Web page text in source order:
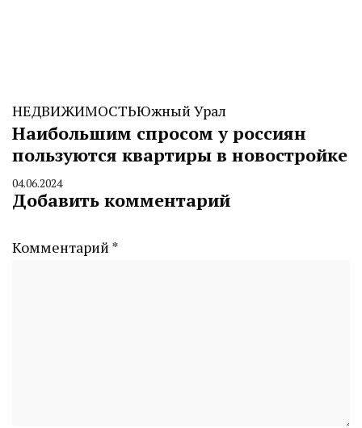
НЕДВИЖИМОСТЬЮжный Урал
Наибольшим спросом у россиян
пользуются квартиры в новостройке
By
CHELINDUSTRY
04.06.2024
Добавить комментарий
Комментарий *